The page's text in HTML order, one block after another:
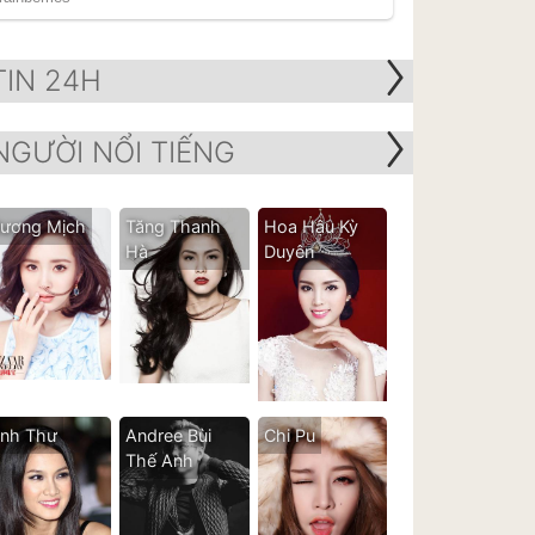
24H
NỔI TIẾNG
Mịch
Tăng Thanh
Hà
Hoa Hậu Kỳ
Duyên
Thư
Andree Bùi
Thế Anh
Chi Pu